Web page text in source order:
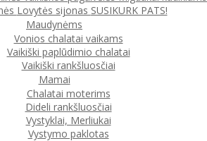
Lovytės sijonas SUSIKURK PATS!
Maudynėms
Vonios chalatai vaikams
Vaikiški paplūdimio chalatai
Vaikiški rankšluosčiai
Mamai
Chalatai moterims
Dideli rankšluosčiai
Vystyklai, Merliukai
Vystymo paklotas